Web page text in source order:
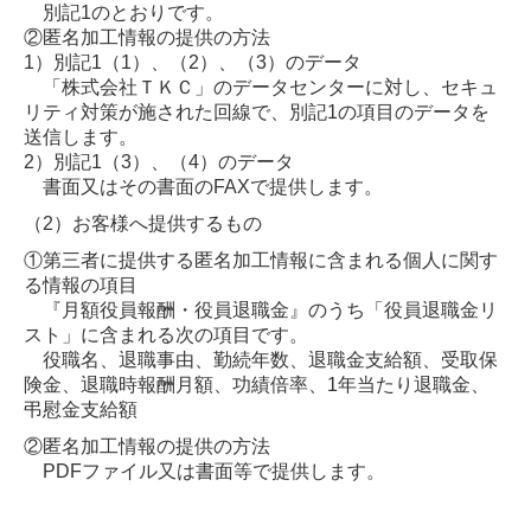
別記1のとおりです。
②匿名加工情報の提供の方法
1）別記1（1）、（2）、（3）のデータ
「株式会社ＴＫＣ」のデータセンターに対し、セキュ
リティ対策が施された回線で、別記1の項目のデータを
送信します。
2）別記1（3）、（4）のデータ
書面又はその書面のFAXで提供します。
（2）お客様へ提供するもの
①第三者に提供する匿名加工情報に含まれる個人に関す
る情報の項目
『月額役員報酬・役員退職金』のうち「役員退職金リ
スト」に含まれる次の項目です。
役職名、退職事由、勤続年数、退職金支給額、受取保
険金、退職時報酬月額、功績倍率、1年当たり退職金、
弔慰金支給額
②匿名加工情報の提供の方法
PDFファイル又は書面等で提供します。